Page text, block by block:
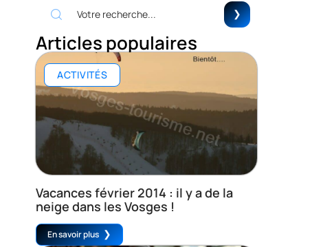
Articles populaires
ACTIVITÉS
Vacances février 2014 : il y a de la
neige dans les Vosges !
En savoir plus